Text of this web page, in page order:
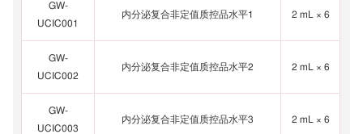
GW-
UCIC001
内分泌复合非定值质控品水平1 2 mL × 6
GW-
UCIC002
内分泌复合非定值质控品水平2 2 mL × 6
GW-
UCIC003
内分泌复合非定值质控品水平3 2 mL × 6